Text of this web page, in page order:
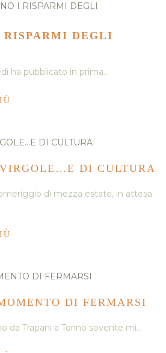
RISPARMI DEGLI
ha pubblicato in prima…
DI CULTURA
di mezza estate, in attesa
DI FERMARSI
da Trapani a Torino sovente mi…